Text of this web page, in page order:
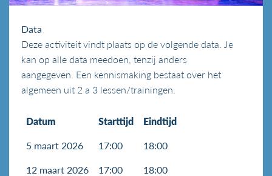
Data
Deze activiteit vindt plaats op de volgende data. Je
kan op alle data meedoen, tenzij anders
aangegeven. Een kennismaking bestaat over het
algemeen uit 2 a 3 lessen/trainingen.
Datum Starttijd Eindtijd
5 maart 2026 17:00 18:00
12 maart 2026 17:00 18:00